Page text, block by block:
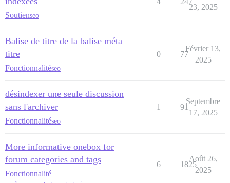
Soutienseo
23, 2025
Balise de titre de la balise méta
titre
Fonctionnalitéseo
0 77
Février 13,
2025
désindexer une seule discussion
sans l'archiver
Fonctionnalitéseo
1 91
Septembre
17, 2025
More informative onebox for
forum categories and tags
Fonctionnalité
6 1825
Août 26,
2025